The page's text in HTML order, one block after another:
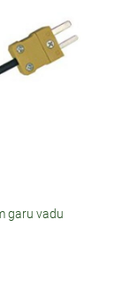
garu vadu